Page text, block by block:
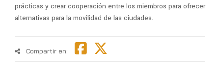
prácticas y crear cooperación entre los miembros para ofrecer
alternativas para la movilidad de las ciudades.
Compartir en: